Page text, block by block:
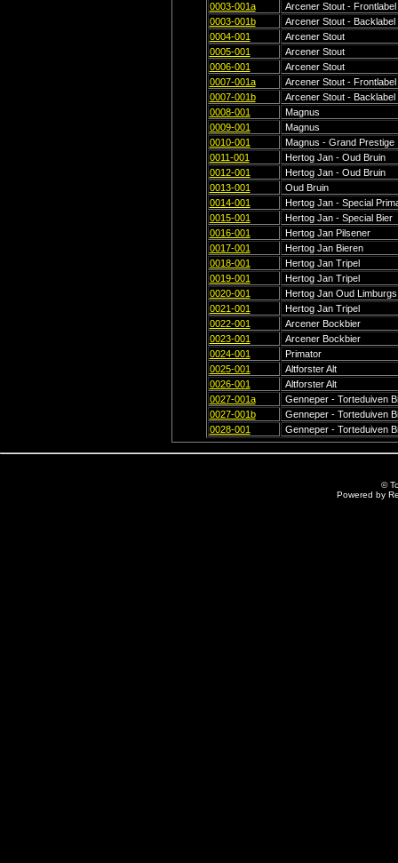
0003-001a
Arcener Stout - Frontlabel
0003-001b
Arcener Stout - Backlabel
0004-001
Arcener Stout
0005-001
Arcener Stout
0006-001
Arcener Stout
0007-001a
Arcener Stout - Frontlabel
0007-001b
Arcener Stout - Backlabel
0008-001
Magnus
0009-001
Magnus
0010-001
Magnus - Grand Prestige
0011-001
Hertog Jan - Oud Bruin
0012-001
Hertog Jan - Oud Bruin
0013-001
Oud Bruin
0014-001
Hertog Jan - Special
0015-001
Hertog Jan - Special Bier
0016-001
Hertog Jan Pilsener
0017-001
Hertog Jan Bieren
0018-001
Hertog Jan Tripel
0019-001
Hertog Jan Tripel
0020-001
Hertog Jan Oud Limburgs
0021-001
Hertog Jan Tripel
0022-001
Arcener Bockbier
0023-001
Arcener Bockbier
0024-001
Primator
0025-001
Altforster Alt
0026-001
Altforster Alt
0027-001a
Genneper - Torteduiven
0027-001b
Genneper - Torteduiven
0028-001
Genneper - Torteduiven
©
Powered by